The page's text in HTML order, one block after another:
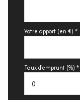
Votre apport (en €) *
Taux d'emprunt (%) *